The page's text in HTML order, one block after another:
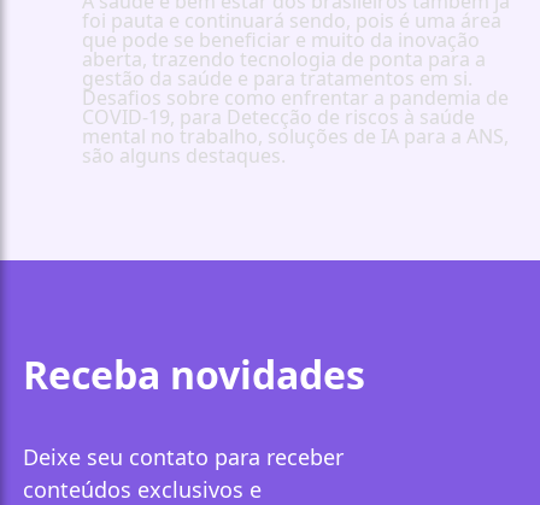
foi pauta e continuará sendo, pois é uma área
que pode se beneficiar e muito da inovação
aberta, trazendo tecnologia de ponta para a
gestão da saúde e para tratamentos em si.
Desafios sobre como enfrentar a pandemia de
COVID-19, para Detecção de riscos à saúde
mental no trabalho, soluções de IA para a ANS,
são alguns destaques.
Receba novidades
Deixe seu contato para receber
conteúdos exclusivos e